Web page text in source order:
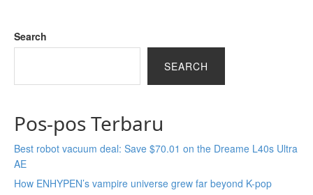
Search
SEARCH
Pos-pos Terbaru
Best robot vacuum deal: Save $70.01 on the Dreame L40s Ultra
AE
How ENHYPEN’s vampire universe grew far beyond K-pop